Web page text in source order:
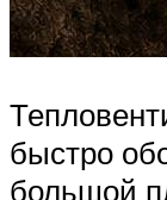
быстро
большой